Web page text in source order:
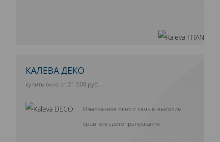
КАЛЕВА ДЕКО
купить окно от 21 600 руб.
Изысканное окно с самым высоким
уровнем светопропускания